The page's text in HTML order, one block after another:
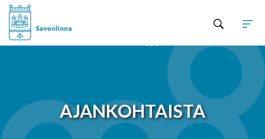
AJANKOHTAISTA